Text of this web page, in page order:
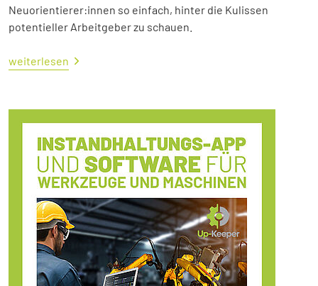
Neuorientierer:innen so einfach, hinter die Kulissen
potentieller Arbeitgeber zu schauen.
weiterlesen